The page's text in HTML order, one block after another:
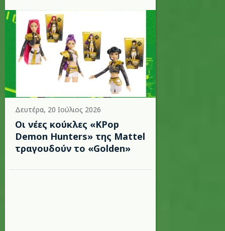
Δευτέρα, 20 Ιούλιος 2026
Οι νέες κούκλες «KPop
Demon Hunters» της Mattel
τραγουδούν το «Golden»